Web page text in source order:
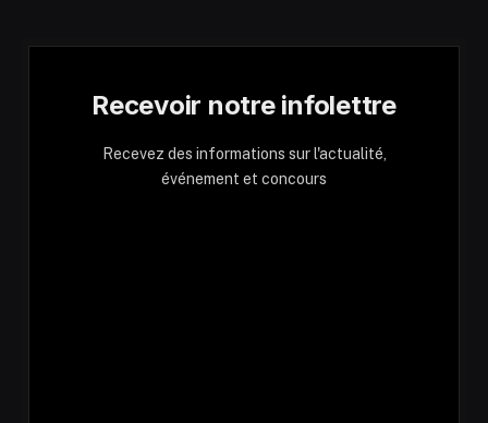
Recevoir notre infolettre
Recevez des informations sur l'actualité,
événement et concours